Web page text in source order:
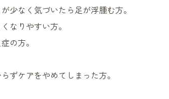
少なく気づいたら足が浮腫む方。
なりやすい方。
の方。
ずケアをやめてしまった方。